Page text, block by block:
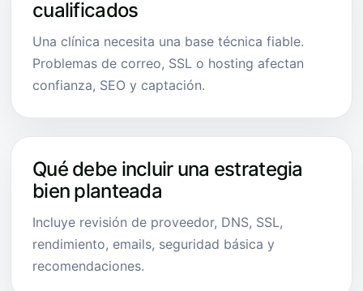
cualificados
Una clínica necesita una base técnica fiable.
Problemas de correo, SSL o hosting afectan
confianza, SEO y captación.
Qué debe incluir una estrategia
bien planteada
Incluye revisión de proveedor, DNS, SSL,
rendimiento, emails, seguridad básica y
recomendaciones.